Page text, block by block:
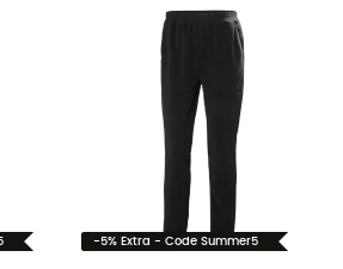
-5% Extra - Code Summer5